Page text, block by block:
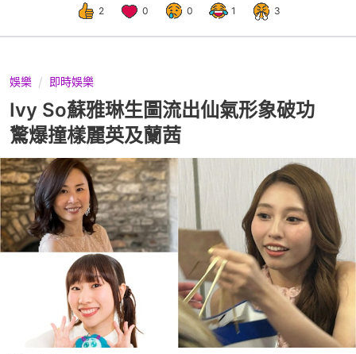
2 0 0 1 3
娛樂 即時娛樂
Ivy So蘇雅琳生圖流出仙氣形象破功
驚爆撞樣麗英及蘭茜